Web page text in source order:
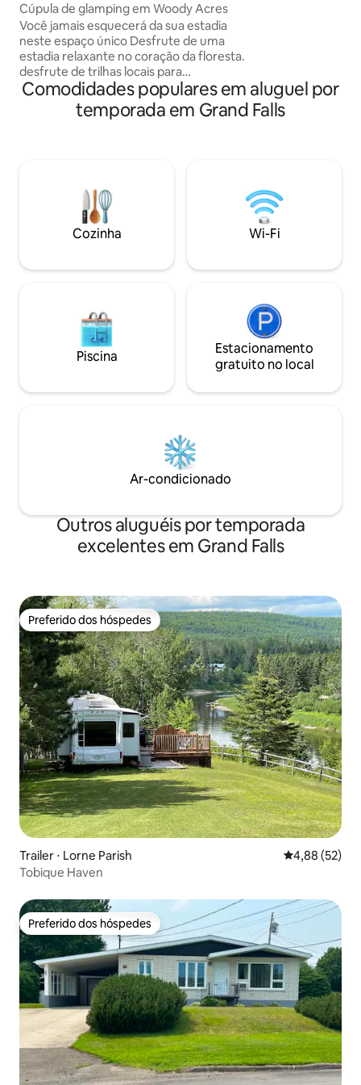
rish
Cúpula de glamping em Woody Acres
Você jamais esquecerá da sua estadia
neste espaço único Desfrute de uma
estadia relaxante no coração da floresta.
desfrute de trilhas locais para
caminhadas, quadriciclos, caminhadas
Perto de inúmeras cidades e eventos
locais A uma curta distância a pé do
contemplar as estrelas Observação: de
março a junho, o check-in em dias de
semana é às 17h. Check-in no fim de
semana às 15h (Entre em contato
disponível)
Comodidades populares em aluguel por
temporada em Grand Falls
Cozinha Wi-Fi
Piscina
Estacionamento
gratuito no local
Ar-condicionado
Outros aluguéis por temporada
excelentes em Grand Falls
Preferido dos hóspedes
Preferido dos hóspedes
Trailer ⋅ Lorne Parish 4,88 de uma
4,88 (52)
Tobique Haven
Preferido dos hóspedes
Preferido dos hóspedes